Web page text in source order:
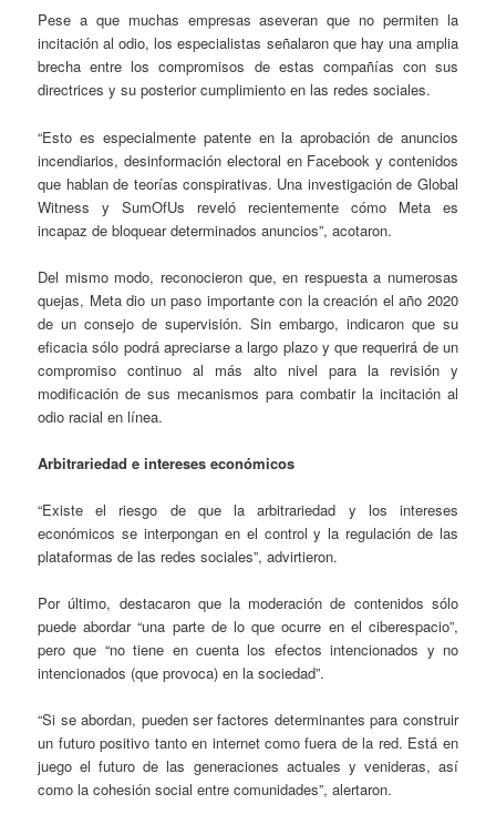
Pese a que muchas empresas aseveran que no permiten la
incitación al odio, los especialistas señalaron que hay una amplia
brecha entre los compromisos de estas compañías con sus
directrices y su posterior cumplimiento en las redes sociales.
“Esto es especialmente patente en la aprobación de anuncios
incendiarios, desinformación electoral en Facebook y contenidos
que hablan de teorías conspirativas. Una investigación de Global
Witness y SumOfUs reveló recientemente cómo Meta es
incapaz de bloquear determinados anuncios”, acotaron.
Del mismo modo, reconocieron que, en respuesta a numerosas
quejas, Meta dio un paso importante con la creación el año 2020
de un consejo de supervisión. Sin embargo, indicaron que su
eficacia sólo podrá apreciarse a largo plazo y que requerirá de un
compromiso continuo al más alto nivel para la revisión y
modificación de sus mecanismos para combatir la incitación al
odio racial en línea.
Arbitrariedad e intereses económicos
“Existe el riesgo de que la arbitrariedad y los intereses
económicos se interpongan en el control y la regulación de las
plataformas de las redes sociales”, advirtieron.
Por último, destacaron que la moderación de contenidos sólo
puede abordar “una parte de lo que ocurre en el ciberespacio”,
pero que “no tiene en cuenta los efectos intencionados y no
intencionados (que provoca) en la sociedad”.
“Si se abordan, pueden ser factores determinantes para construir
un futuro positivo tanto en internet como fuera de la red. Está en
juego el futuro de las generaciones actuales y venideras, así
como la cohesión social entre comunidades”, alertaron.